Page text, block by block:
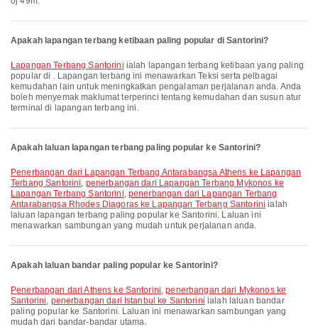
Apakah lapangan terbang ketibaan paling popular di Santorini?
Lapangan Terbang Santorini ialah lapangan terbang ketibaan yang paling
popular di . Lapangan terbang ini menawarkan Teksi serta pelbagai
kemudahan lain untuk meningkatkan pengalaman perjalanan anda. Anda
boleh menyemak maklumat terperinci tentang kemudahan dan susun atur
terminal di lapangan terbang ini.
Apakah laluan lapangan terbang paling popular ke Santorini?
penerbangan dari Lapangan Terbang Antarabangsa Athens ke Lapangan
Terbang Santorini, penerbangan dari Lapangan Terbang Mykonos ke
Lapangan Terbang Santorini, penerbangan dari Lapangan Terbang
Antarabangsa Rhodes Diagoras ke Lapangan Terbang Santorini ialah
laluan lapangan terbang paling popular ke Santorini. Laluan ini
menawarkan sambungan yang mudah untuk perjalanan anda.
Apakah laluan bandar paling popular ke Santorini?
penerbangan dari Athens ke Santorini,penerbangan dari Mykonos ke
Santorini, penerbangan dari Istanbul ke Santorini ialah laluan bandar
paling popular ke Santorini. Laluan ini menawarkan sambungan yang
mudah dari bandar-bandar utama.